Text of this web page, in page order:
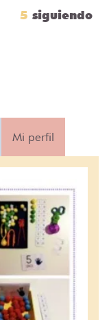
5 siguiendo
Mi perfil